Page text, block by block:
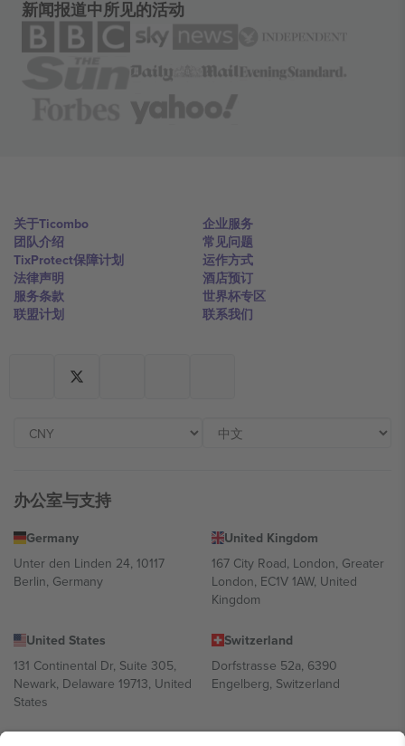
新闻报道中所见的活动
关于Ticombo
团队介绍
TixProtect保障计划
法律声明
服务条款
联盟计划
企业服务
常见问题
运作方式
酒店预订
世界杯专区
联系我们
办公室与支持
Germany
Unter den Linden 24, 10117
Berlin, Germany
United Kingdom
167 City Road, London, Greater
London, EC1V 1AW, United
Kingdom
United States
131 Continental Dr, Suite 305,
Newark, Delaware 19713, United
States
Switzerland
Dorfstrasse 52a, 6390
Engelberg, Switzerland